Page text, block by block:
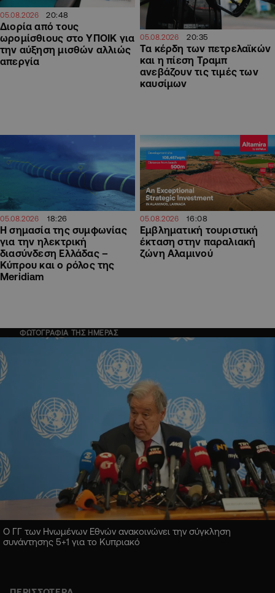
05.08.2026 20:48
Διορία από τους
ωρομίσθιους στο ΥΠΟΙΚ για
την αύξηση μισθών αλλιώς
απεργία
05.08.2026 20:35
Τα κέρδη των πετρελαϊκών
και η πίεση Τραμπ
ανεβάζουν τις τιμές των
καυσίμων
05.08.2026 18:26
H σημασία της συμφωνίας
για την ηλεκτρική
διασύνδεση Ελλάδας –
Κύπρου και ο ρόλος της
Meridiam
05.08.2026 16:08
Εμβληματική τουριστική
έκταση στην παραλιακή
ζώνη Αλαμινού
ΦΩΤΟΓΡΑΦΙΑ ΤΗΣ ΗΜΕΡΑΣ
Ο ΓΓ των Ηνωμένων Εθνών ανακοινώνει την σύγκληση
συνάντησης 5+1 για το Κυπριακό